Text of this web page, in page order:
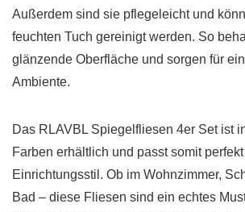
Außerdem sind sie pflegeleicht und
feuchten Tuch gereinigt werden. So
glänzende Oberfläche und sorgen für
Ambiente.
Das RLAVBL Spiegelfliesen 4er Set ist
Farben erhältlich und passt somit
Einrichtungsstil. Ob im Wohnzimmer,
Bad – diese Fliesen sind ein echtes